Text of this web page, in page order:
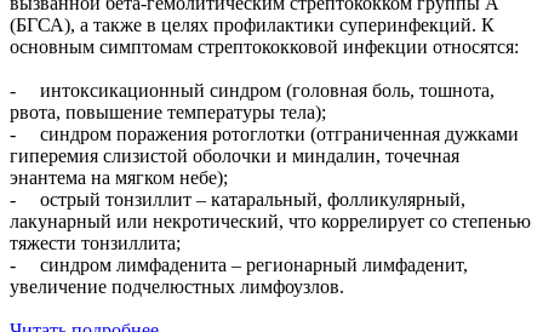
(БГСА), а также в целях профилактики суперинфекций. К
основным симптомам стрептококковой инфекции относятся:
- интоксикационный синдром (головная боль, тошнота,
рвота, повышение температуры тела);
- синдром поражения ротоглотки (отграниченная дужками
гиперемия слизистой оболочки и миндалин, точечная
энантема на мягком небе);
- острый тонзиллит – катаральный, фолликулярный,
лакунарный или некротический, что коррелирует со степенью
тяжести тонзиллита;
- синдром лимфаденита – регионарный лимфаденит,
увеличение подчелюстных лимфоузлов.